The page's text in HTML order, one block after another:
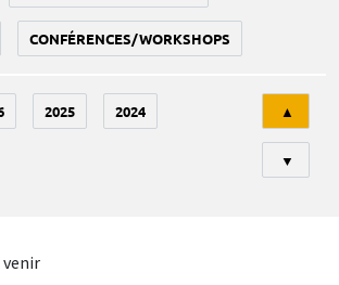
CONFÉRENCES/WORKSHOPS
2025 2024 ▲
▼